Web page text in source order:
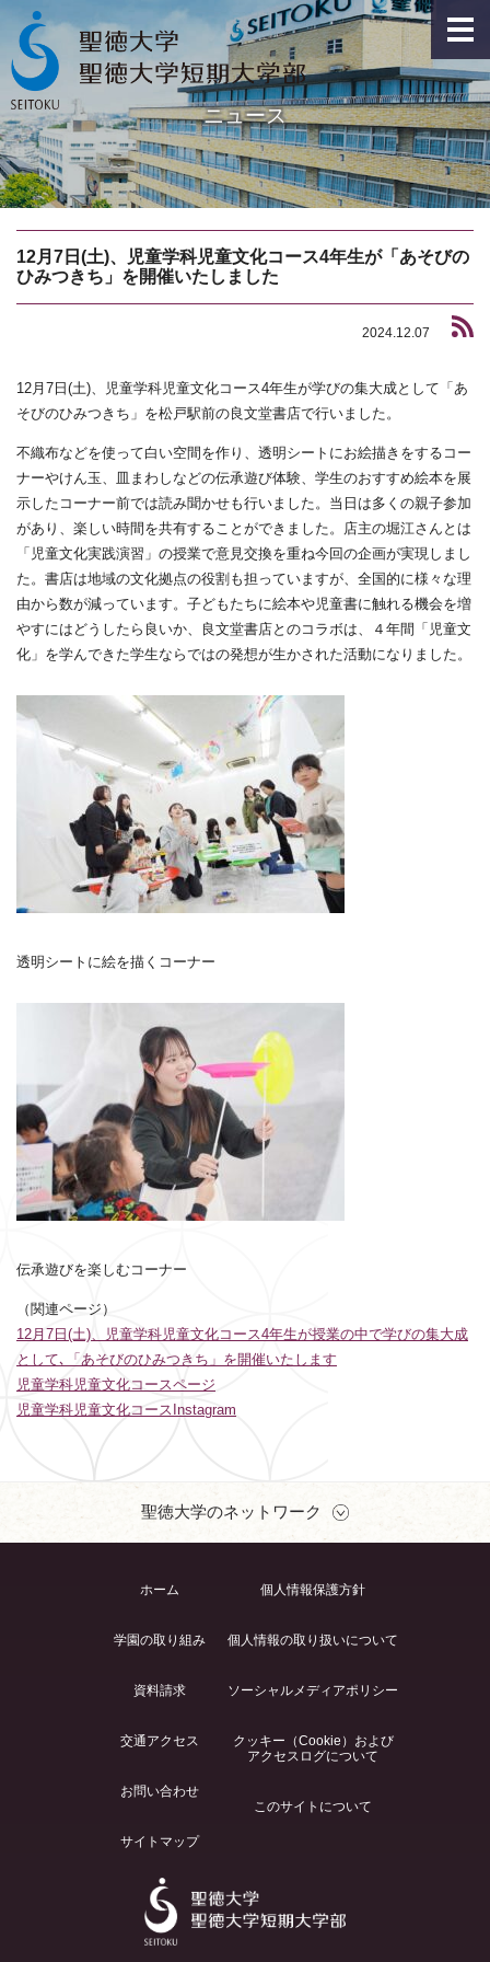
ニュース
12月7日(土)、児童学科児童文化コース4年生が「あそびの
ひみつきち」を開催いたしました
2024.12.07
12月7日(土)、児童学科児童文化コース4年生が学びの集大成として「あ
そびのひみつきち」を松戸駅前の良文堂書店で行いました。
不織布などを使って白い空間を作り、透明シートにお絵描きをするコー
ナーやけん玉、皿まわしなどの伝承遊び体験、学生のおすすめ絵本を展
示したコーナー前では読み聞かせも行いました。当日は多くの親子参加
があり、楽しい時間を共有することができました。店主の堀江さんとは
「児童文化実践演習」の授業で意見交換を重ね今回の企画が実現しまし
た。書店は地域の文化拠点の役割も担っていますが、全国的に様々な理
由から数が減っています。子どもたちに絵本や児童書に触れる機会を増
やすにはどうしたら良いか、良文堂書店とのコラボは、４年間「児童文
化」を学んできた学生ならではの発想が生かされた活動になりました。
透明シートに絵を描くコーナー
伝承遊びを楽しむコーナー
（関連ページ）
12月7日(土)、児童学科児童文化コース4年生が授業の中で学びの集大成
として､「あそびのひみつきち」を開催いたします
児童学科児童文化コースページ
児童学科児童文化コースInstagram
聖徳大学のネットワーク
ホーム
学園の取り組み
資料請求
交通アクセス
お問い合わせ
サイトマップ
個人情報保護方針
個人情報の取り扱いについて
ソーシャルメディアポリシー
クッキー（Cookie）および
アクセスログについて
このサイトについて